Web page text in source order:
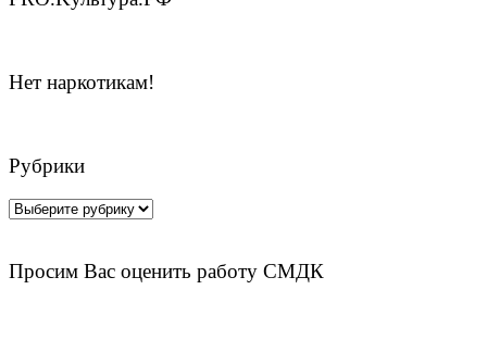
Нет наркотикам!
Рубрики
Рубрики
Просим Вас оценить работу СМДК